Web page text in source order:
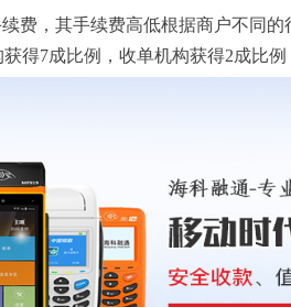
费，其手续费高低根据商户不同
得7成比例，收单机构获得2成比例